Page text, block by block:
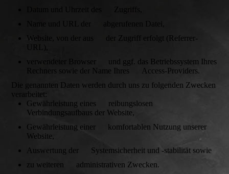
Datum und Uhrzeit des Zugriffs,
Name und URL der abgerufenen Datei,
Website, von der aus der Zugriff erfolgt (Referrer-
URL),
verwendeter Browser und ggf. das Betriebssystem Ihres
Rechners sowie der Name Ihres Access-Providers.
Die genannten Daten werden durch uns zu folgenden Zwecken
verarbeitet:
Gewährleistung eines reibungslosen
Verbindungsaufbaus der Website,
Gewährleistung einer komfortablen Nutzung unserer
Website,
Auswertung der Systemsicherheit und -stabilität sowie
zu weiteren administrativen Zwecken.